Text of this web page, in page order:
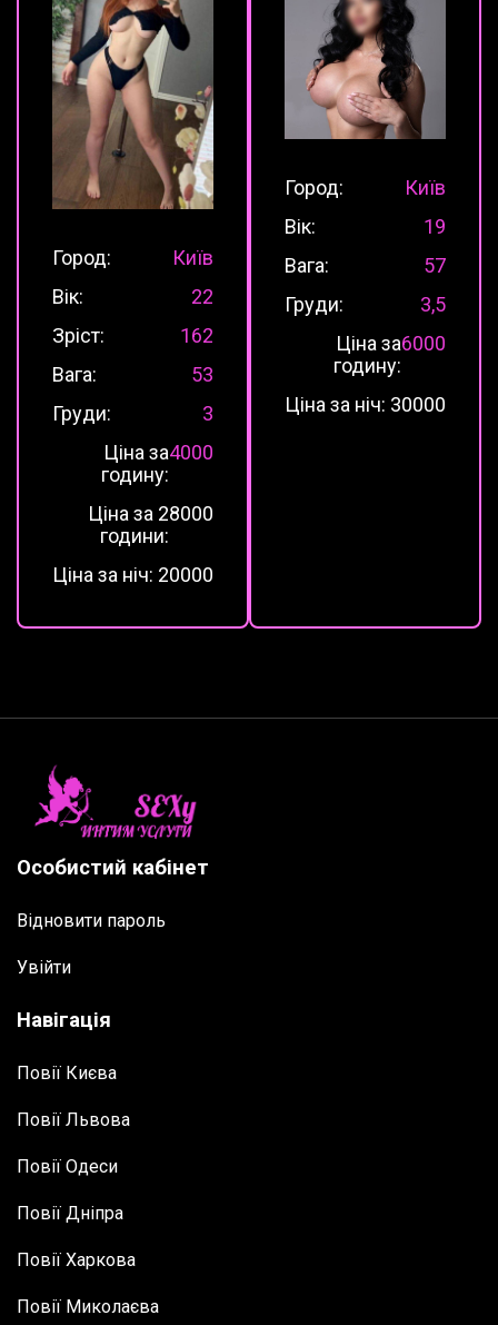
Город:
Київ
Вік:
22
Зріст:
162
Вага:
53
Груди:
3
Ціна за
годину:
4000
Ціна за 2
години:
8000
Ціна за ніч: 20000
Город:
Київ
Вік:
19
Вага:
57
Груди:
3,5
Ціна за
годину:
6000
Ціна за ніч: 30000
Особистий кабінет
Відновити пароль
Увійти
Навігація
Повії Києва
Повії Львова
Повії Одеси
Повії Дніпра
Повії Харкова
Повії Миколаєва